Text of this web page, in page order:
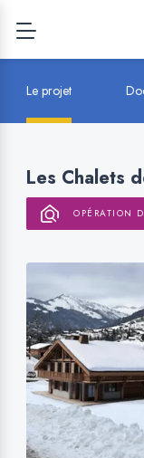
Les Chalets
OPÉRATION
Le projet